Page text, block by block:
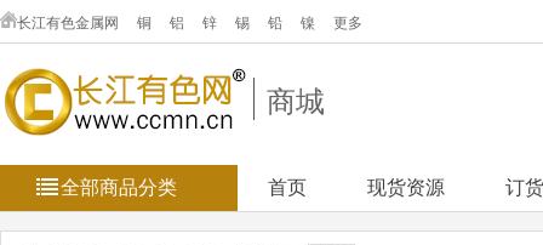
长江有色金属网 铜 铝 锌 锡 铅 镍 更多
商城
全部商品分类 首页 现货资源 订